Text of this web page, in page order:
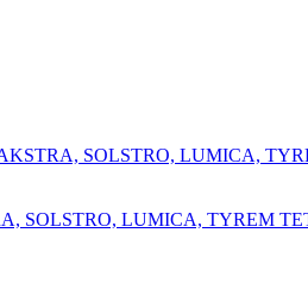
SOLSTRO, LUMICA,
SOLSTRO, LUMICA, TYREM